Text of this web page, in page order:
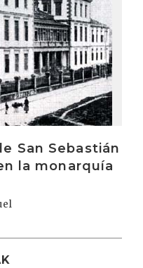
San Sebastián
la monarquía